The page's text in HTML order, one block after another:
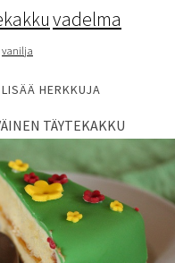
vadelma
vanilja
LISÄÄ HERKKUJA
TÄYTEKAKKU